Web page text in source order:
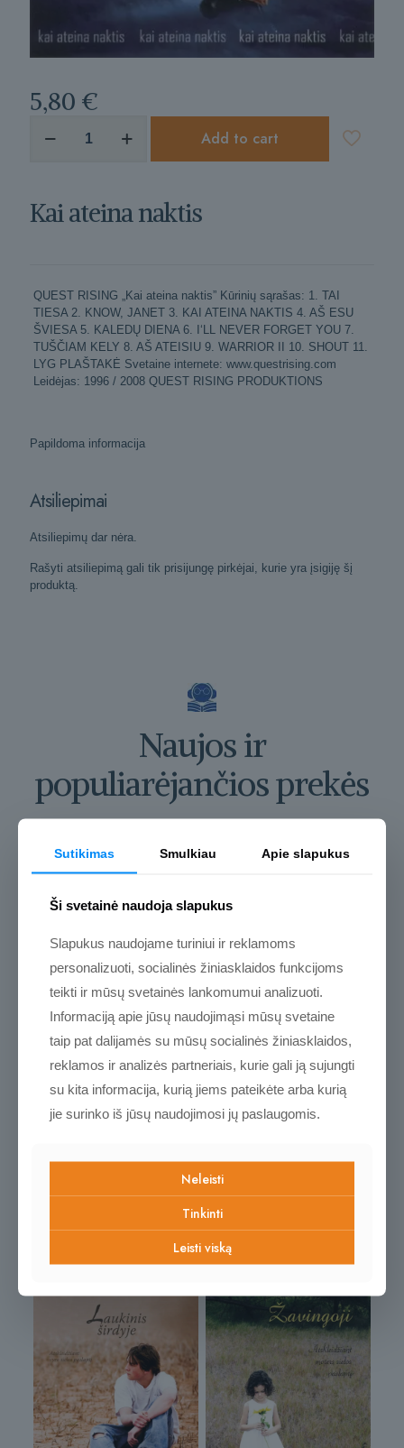
5,80 €
kiekis:
Add to cart
Kai ateina naktis
QUEST RISING „Kai ateina naktis” Kūrinių sąrašas: 1. TAI
TIESA 2. KNOW, JANET 3. KAI ATEINA NAKTIS 4. AŠ ESU
ŠVIESA 5. KALEDŲ DIENA 6. I‘LL NEVER FORGET YOU 7.
TUŠČIAM KELY 8. AŠ ATEISIU 9. WARRIOR II 10. SHOUT 11.
LYG PLAŠTAKĖ Svetaine internete: www.questrising.com
Leidėjas: 1996 / 2008 QUEST RISING PRODUKTIONS
Papildoma informacija
Atsiliepimai
Atsiliepimų dar nėra.
Rašyti atsiliepimą gali tik prisijungę pirkėjai, kurie yra įsigiję šį
produktą.
Naujos ir
populiarėjančios prekės
Emociškai apleistiems
16,00
Sutikimas Smulkiau Apie slapukus
Ši svetainė naudoja slapukus
Slapukus naudojame turiniui ir reklamoms
personalizuoti, socialinės žiniasklaidos funkcijoms
teikti ir mūsų svetainės lankomumui analizuoti.
Informaciją apie jūsų naudojimąsi mūsų svetaine
taip pat dalijamės su mūsų socialinės žiniasklaidos,
reklamos ir analizės partneriais, kurie gali ją sujungti
su kita informacija, kurią jiems pateikėte arba kurią
jie surinko iš jūsų naudojimosi jų paslaugomis.
Neleisti
Tinkinti
Leisti viską